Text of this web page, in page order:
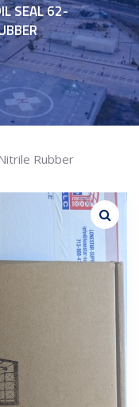
SEAL 62-
Rubber